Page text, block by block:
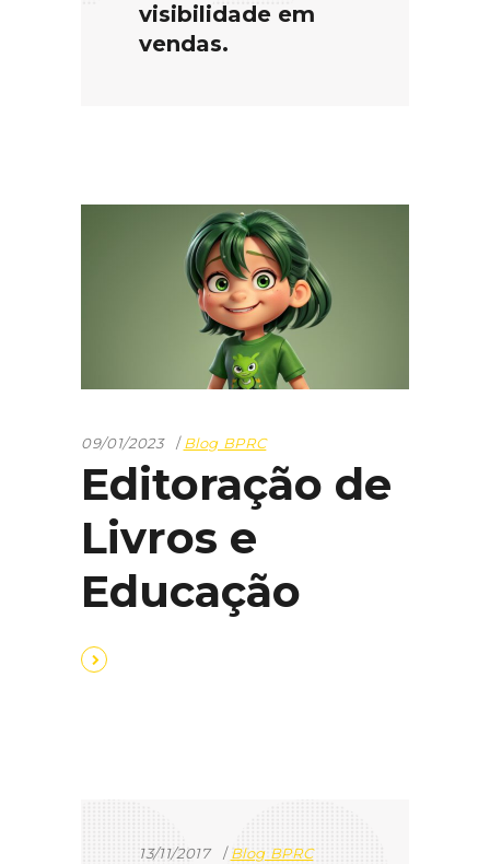
visibilidade em
vendas.
09/01/2023 Blog BPRC
Editoração de
Livros e
Educação
13/11/2017 Blog BPRC